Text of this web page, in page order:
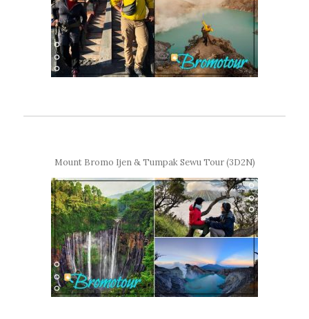
Mount Bromo Ijen & Tumpak Sewu Tour (3D2N)